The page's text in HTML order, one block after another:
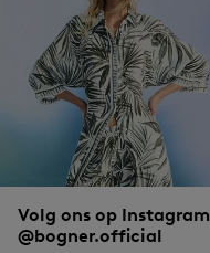
Volg ons op Instagram
@bogner.official